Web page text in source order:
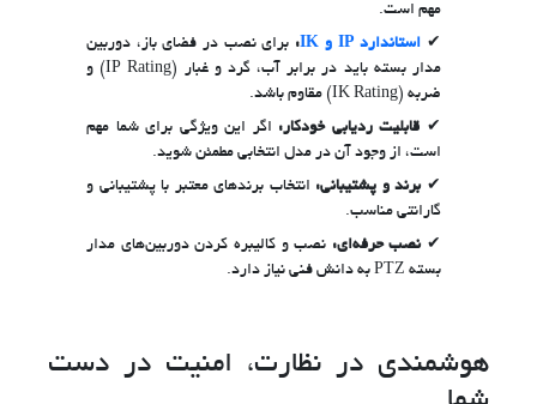
مهم است.
استاندارد IP و IK
: برای نصب در فضای باز، دوربین
مدار بسته باید در برابر آب، گرد و غبار (IP Rating) و
ضربه (IK Rating) مقاوم باشد.
قابلیت ردیابی خودکار: اگر این ویژگی برای شما مهم
است، از وجود آن در مدل انتخابی مطمئن شوید.
برند و پشتیبانی: انتخاب برندهای معتبر با پشتیبانی و
گارانتی مناسب.
نصب حرفه‌ای: نصب و کالیبره کردن دوربین‌های مدار
بسته PTZ به دانش فنی نیاز دارد.
هوشمندی در نظارت، امنیت در دست